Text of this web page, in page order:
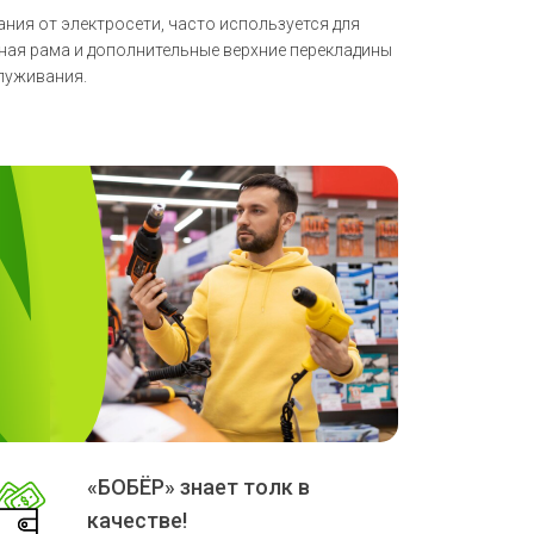
от электросети, часто используется для
рама и дополнительные верхние перекладины
«БОБЁР» знает толк в
качестве!